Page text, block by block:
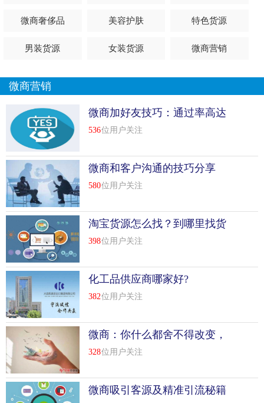
微商奢侈品 美容护肤 特色货源
男装货源 女装货源 微商营销
微商营销
微商加好友技巧：通过率高达
99%的四句话术
536位用户关注
微商和客户沟通的技巧分享
580位用户关注
淘宝货源怎么找？到哪里找货
源？
398位用户关注
化工品供应商哪家好?
382位用户关注
微商：你什么都舍不得改变，
还谈什么未来！
328位用户关注
微商吸引客源及精准引流秘籍